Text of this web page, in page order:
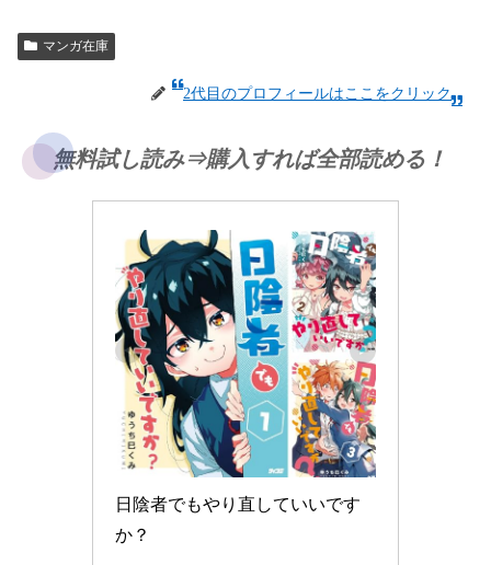
マンガ在庫
2代目のプロフィールはここをクリック
無料試し読み⇒購入すれば全部読める！
日陰者でもやり直していいです
か？